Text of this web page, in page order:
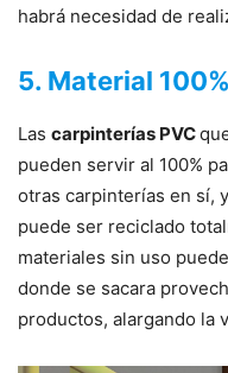
habrá necesidad de
5. Material
Las carpinterías PVC
pueden servir al 100%
otras carpinterías en sí,
puede ser reciclado
materiales sin uso
donde se sacara
productos, alargando la